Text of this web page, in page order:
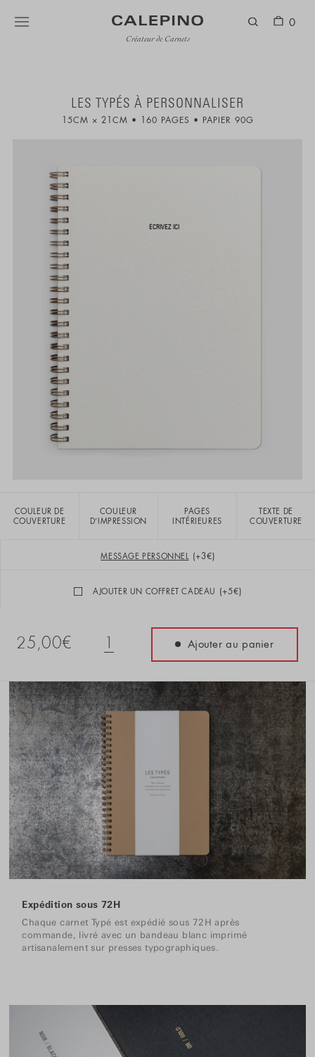
Créateur de Carnets
0
LES TYPÉS À PERSONNALISER
15CM × 21CM 160 PAGES PAPIER 90G
COULEUR DE
COUVERTURE
COULEUR
D’IMPRESSION
PAGES
INTÉRIEURES
TEXTE DE
COUVERTURE
MESSAGE PERSONNEL (+3€)
AJOUTER UN COFFRET CADEAU (+5€)
25,00€ 1 Ajouter au panier
Expédition sous 72H
Chaque carnet Typé est expédié sous 72H après
commande, livré avec un bandeau blanc imprimé
artisanalement sur presses typographiques.